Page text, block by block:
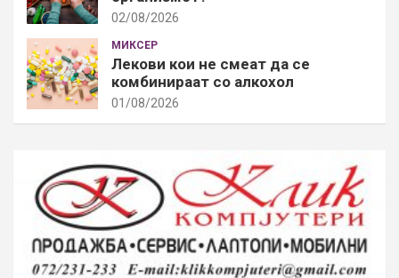
02/08/2026
МИКСЕР
Лекови кои не смеат да се
комбинираат со алкохол
01/08/2026